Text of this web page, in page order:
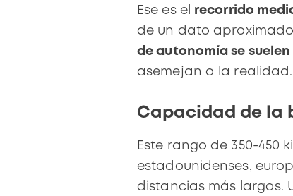
Ese es el recorrido
de un dato aproximado
de autonomía se suelen
asemejan a la realidad.
Capacidad de la
Este rango de 350-450
estadounidenses,
distancias más largas.